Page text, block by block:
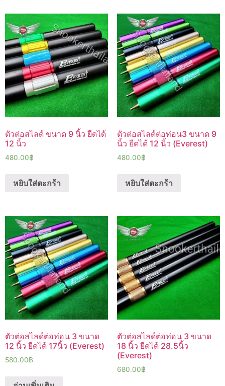
ตัวต่อสไลด์ ขนาด 9 นิ้ว ยืดได้
12 นิ้ว
480.00฿
หยิบใส่ตะกร้า
ตัวต่อสไลด์ต่อท่อน3 ขนาด 9
นิ้ว ยืดได้ 12 นิ้ว (Everest)
480.00฿
หยิบใส่ตะกร้า
ตัวต่อสไลด์ต่อท่อน 3 ขนาด
12 นิ้ว ยืดได้ 17นิ้ว (Everest)
580.00฿
ตัวต่อสไลด์ต่อท่อน 3 ขนาด
18 นิ้ว ยืดได้ 28.5นิ้ว
(Everest)
680.00฿